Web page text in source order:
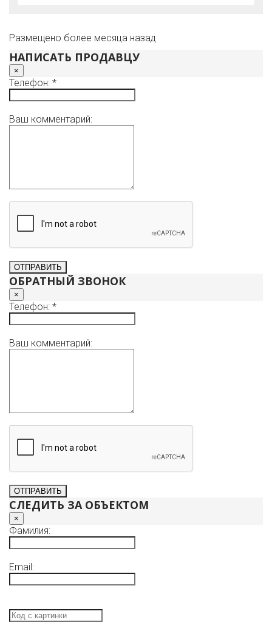
Размещено более месяца назад
НАПИСАТЬ ПРОДАВЦУ
×
Телефон: *
Ваш комментарий:
ОБРАТНЫЙ ЗВОНОК
×
Телефон: *
Ваш комментарий:
СЛЕДИТЬ ЗА ОБЪЕКТОМ
×
Фамилия:
Email: